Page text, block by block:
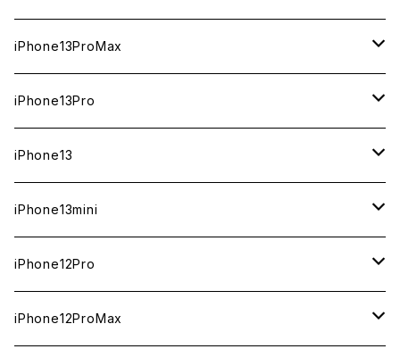
中古（整備済み）
中古（整備済み）
中古（整備済み）
新品
中古（整備済み）
128GB
新品
中古（整備済み）
中古（整備済み）
新品
中古（整備済み）
256GB
新品
中古（整備済み）
128GB
新品
中古（整備済み）
新品
中古（整備済み）
256GB
新品
中古（整備済み）
128GB
新品
中古（整備済み）
128GB
新品
中古（整備済み）
256GB
新品
中古（整備済み）
512GB
新品
中古（整備済み）
iPhone13ProMax
1TB
新品
中古（整備済み）
512GB
新品
中古（整備済み）
256GB
新品
中古（整備済み）
128GB
新品
iPhone13Pro
1TB
新品
中古（整備済み）
512GB
新品
中古（整備済み）
256GB
新品
128GB
iPhone13
512GB
新品
中古（整備済み）
256GB
新品
128GB
iPhone13mini
512GB
新品
256GB
iPhone12Pro
128GB
iPhone12ProMax